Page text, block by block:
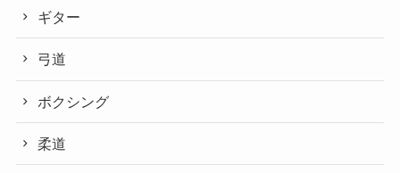
ギター
弓道
ボクシング
柔道